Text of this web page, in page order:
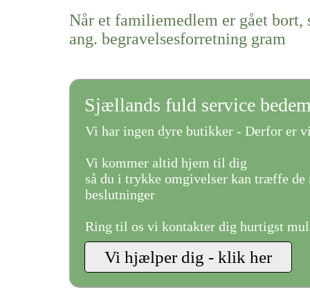
Når et familiemedlem er gået bort,
ang. begravelsesforretning gram
Sjællands fuld service
Vi har ingen dyre butikker - Derfor er
Vi kommer altid hjem til dig
så du i trykke omgivelser kan træffe de
beslutninger
Ring til os vi kontakter dig hurtigst